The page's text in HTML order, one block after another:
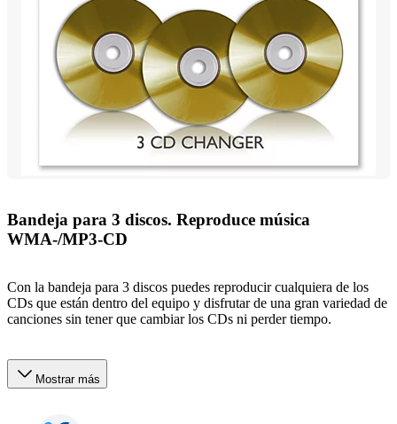
Bandeja para 3 discos. Reproduce música
WMA-/MP3-CD
Con la bandeja para 3 discos puedes reproducir cualquiera de los
CDs que están dentro del equipo y disfrutar de una gran variedad de
canciones sin tener que cambiar los CDs ni perder tiempo.
Mostrar más